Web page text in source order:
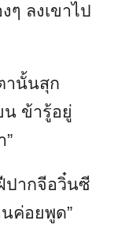
ๆ ลงเขาไป
านั้นสุก
น ข้ารู้อยู่
ปากจีอวิ๋นซี
นค่อยพูด”